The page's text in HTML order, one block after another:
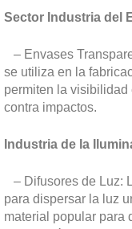
Sector Industria del
– Envases
se utiliza en la
permiten la visibilidad
contra impactos.
Industria de la
– Difusores de Luz:
para dispersar la luz
material popular para